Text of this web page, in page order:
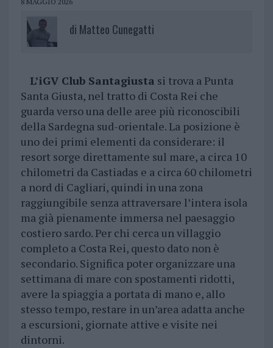
di Matteo Cunegatti
L’iGV Club Santagiusta si trova a Punta
Santa Giusta, nel tratto di Costa Rei che
guarda verso una delle aree più riconoscibili
della Sardegna sud-orientale. La posizione è
uno dei primi elementi da considerare: il
resort sorge direttamente sul mare, a circa 10
chilometri da Castiadas e a circa 60 chilometri
a nord di Cagliari, quindi in una zona
raggiungibile senza attraversare l’intera isola
ma già pienamente immersa nel paesaggio
costiero sardo. Per chi cerca un villaggio
completo a Costa Rei, questo dato non è
secondario. Significa poter organizzare una
settimana di mare con spostamenti ridotti,
avere la spiaggia a portata di mano e, allo
stesso tempo, restare in un’area adatta anche
a escursioni, giornate attive e visite nei
dintorni.